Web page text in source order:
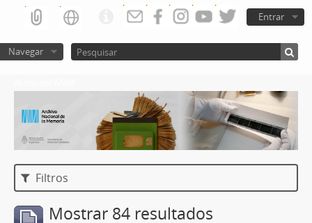
Entrar
Navegar
Filtros
Mostrar 84 resultados